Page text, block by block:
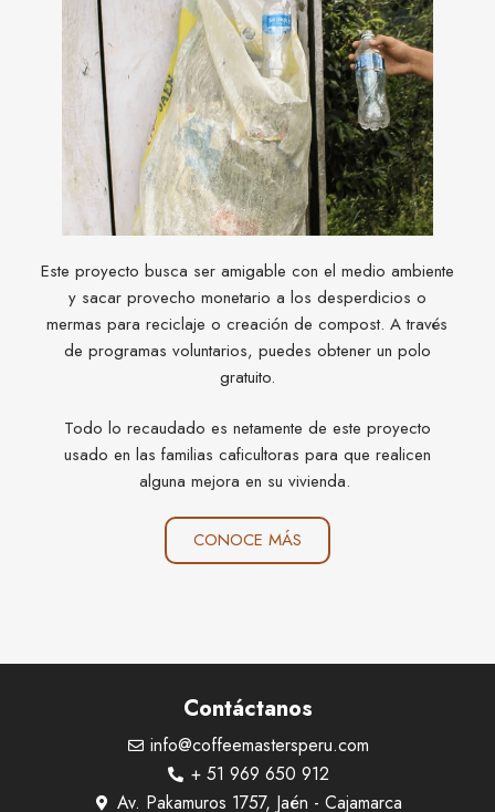
Este proyecto busca ser amigable con el medio ambiente
y sacar provecho monetario a los desperdicios o
mermas para reciclaje o creación de compost. A través
de programas voluntarios, puedes obtener un polo
gratuito.
Todo lo recaudado es netamente de este proyecto
usado en las familias caficultoras para que realicen
alguna mejora en su vivienda.
CONOCE MÁS
Contáctanos
info@coffeemastersperu.com
+ 51 969 650 912
Av. Pakamuros 1757, Jaén - Cajamarca